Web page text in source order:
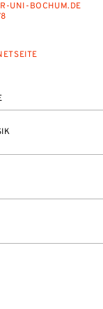
UNI-BOCHUM.DE